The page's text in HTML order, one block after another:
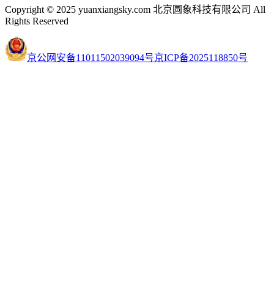
Copyright © 2025 yuanxiangsky.com 北京圆象科技有限公司 All
Rights Reserved
京公网安备11011502039094号京ICP备2025118850号